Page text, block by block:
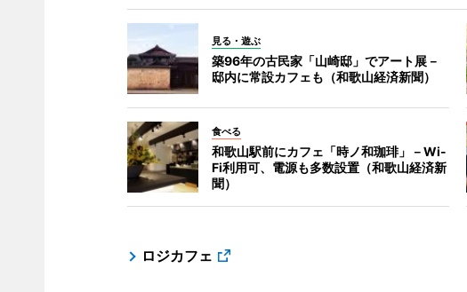
見る・遊ぶ
築96年の古民家「山崎邸」でアート展－
邸内に常設カフェも（和歌山経済新聞）
食べる
和歌山駅前にカフェ「時ノ和珈琲」－Wi-
Fi利用可、電源も多数設置（和歌山経済新
聞）
ロジカフェ